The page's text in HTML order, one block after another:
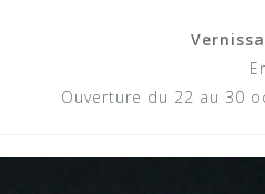
Ouverture du 22 au 30